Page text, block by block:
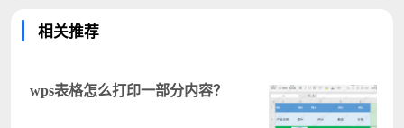
相关推荐
wps表格怎么打印一部分内容？